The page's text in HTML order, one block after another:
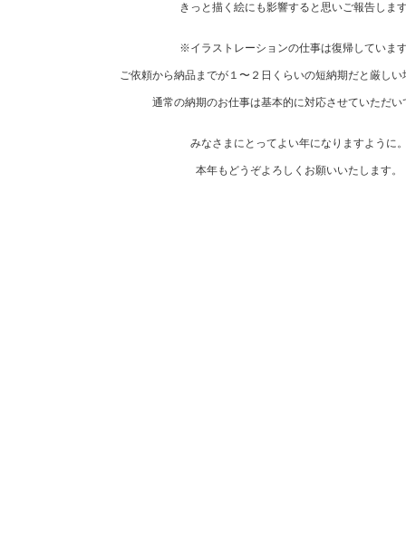
きっと描く絵にも影響すると思いご報告しま
※イラストレーションの仕事は復帰していま
ご依頼から納品までが１〜２日くらいの短納期だと厳しい
通常の納期のお仕事は基本的に対応させていただい
みなさまにとってよい年になりますように
本年もどうぞよろしくお願いいたします。